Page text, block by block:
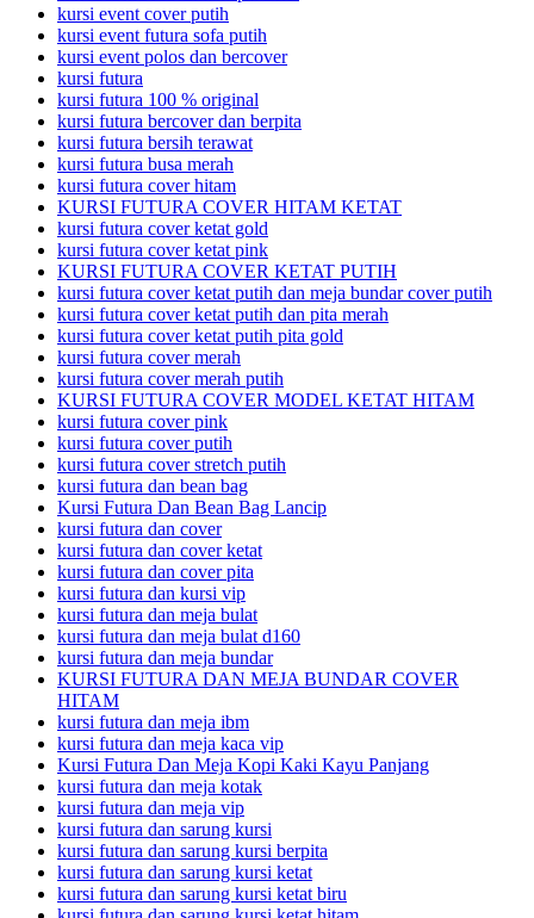
kursi event cover putih
kursi event futura sofa putih
kursi event polos dan bercover
kursi futura
kursi futura 100 % original
kursi futura bercover dan berpita
kursi futura bersih terawat
kursi futura busa merah
kursi futura cover hitam
KURSI FUTURA COVER HITAM KETAT
kursi futura cover ketat gold
kursi futura cover ketat pink
KURSI FUTURA COVER KETAT PUTIH
kursi futura cover ketat putih dan meja bundar cover putih
kursi futura cover ketat putih dan pita merah
kursi futura cover ketat putih pita gold
kursi futura cover merah
kursi futura cover merah putih
KURSI FUTURA COVER MODEL KETAT HITAM
kursi futura cover pink
kursi futura cover putih
kursi futura cover stretch putih
kursi futura dan bean bag
Kursi Futura Dan Bean Bag Lancip
kursi futura dan cover
kursi futura dan cover ketat
kursi futura dan cover pita
kursi futura dan kursi vip
kursi futura dan meja bulat
kursi futura dan meja bulat d160
kursi futura dan meja bundar
KURSI FUTURA DAN MEJA BUNDAR COVER
HITAM
kursi futura dan meja ibm
kursi futura dan meja kaca vip
Kursi Futura Dan Meja Kopi Kaki Kayu Panjang
kursi futura dan meja kotak
kursi futura dan meja vip
kursi futura dan sarung kursi
kursi futura dan sarung kursi berpita
kursi futura dan sarung kursi ketat
kursi futura dan sarung kursi ketat biru